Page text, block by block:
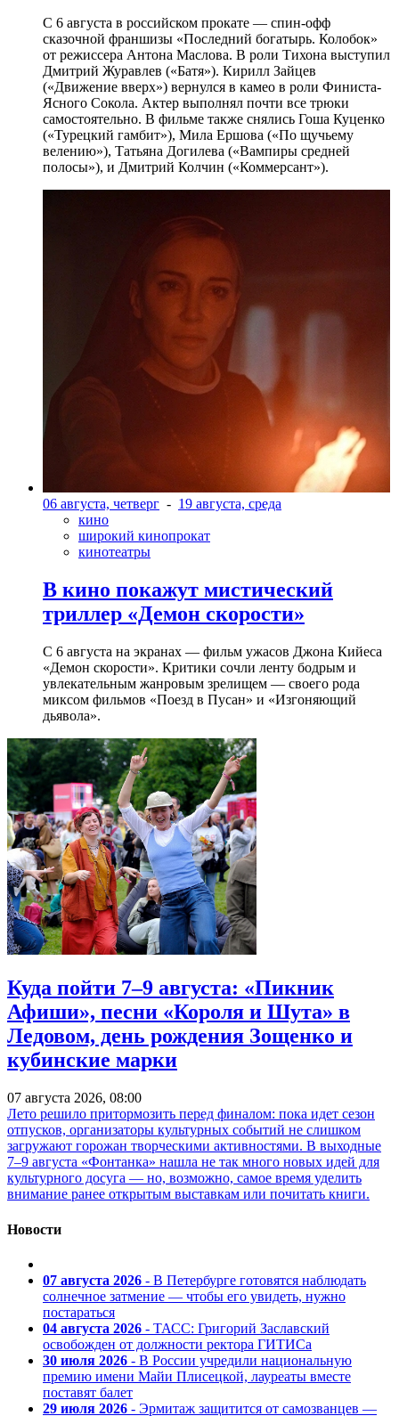
С 6 августа в российском прокате — спин-офф
сказочной франшизы «Последний богатырь. Колобок»
от режиссера Антона Маслова. В роли Тихона выступил
Дмитрий Журавлев («Батя»). Кирилл Зайцев
(«Движение вверх») вернулся в камео в роли Финиста-
Ясного Сокола. Актер выполнял почти все трюки
самостоятельно. В фильме также снялись Гоша Куценко
(«Турецкий гамбит»), Мила Ершова («По щучьему
велению»), Татьяна Догилева («Вампиры средней
полосы»), и Дмитрий Колчин («Коммерсант»).
06 августа, четверг - 19 августа, среда
кино
широкий кинопрокат
кинотеатры
В кино покажут мистический
триллер «Демон скорости»
С 6 августа на экранах — фильм ужасов Джона Кийеса
«Демон скорости». Критики сочли ленту бодрым и
увлекательным жанровым зрелищeм — своего рода
миксом фильмов «Поезд в Пусан» и «Изгоняющий
дьявола».
Куда пойти 7–9 августа: «Пикник
Афиши», песни «Короля и Шута» в
Ледовом, день рождения Зощенко и
кубинские марки
07 августа 2026, 08:00
Лето решило притормозить перед финалом: пока идет сезон
отпусков, организаторы культурных событий не слишком
загружают горожан творческими активностями. В выходные
7–9 августа «Фонтанка» нашла не так много новых идей для
культурного досуга — но, возможно, самое время уделить
внимание ранее открытым выставкам или почитать книги.
Новости
07 августа 2026 - В Петербурге готовятся наблюдать
солнечное затмение — чтобы его увидеть, нужно
постараться
04 августа 2026 - ТАСС: Григорий Заславский
освобожден от должности ректора ГИТИСа
30 июля 2026 - В России учредили национальную
премию имени Майи Плисецкой, лауреаты вместе
поставят балет
29 июля 2026 - Эрмитаж защитится от самозванцев —